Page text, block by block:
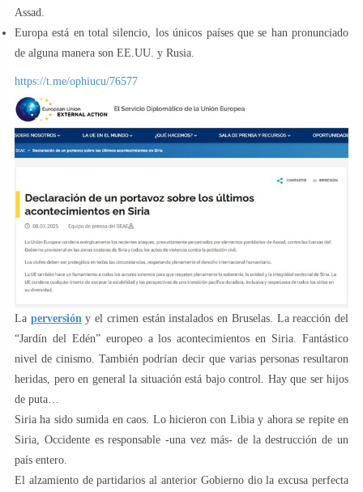
Assad.
Europa está en total silencio, los únicos países que se han pronunciado
de alguna manera son EE.UU. y Rusia.
https://t.me/ophiucu/76577
La perversióny el crimen están instalados en Bruselas. La reacción del
“Jardín del Edén” europeo a los acontecimientos en Siria. Fantástico
nivel de cinismo. También podrían decir que varias personas resultaron
heridas, pero en general la situación está bajo control. Hay que ser hijos
de puta…
Siria ha sido sumida en caos. Lo hicieron con Libia y ahora se repite en
Siria, Occidente es responsable -una vez más- de la destrucción de un
país entero.
El alzamiento de partidarios al anterior Gobierno dio la excusa perfecta